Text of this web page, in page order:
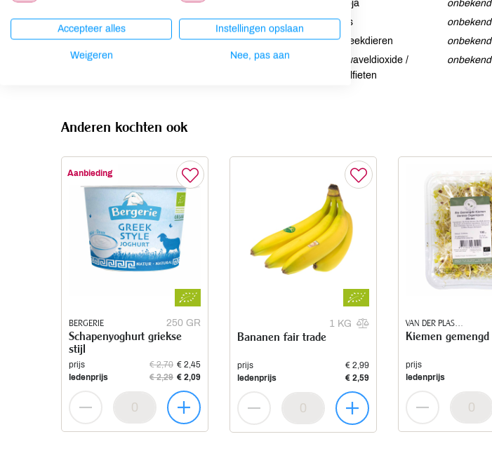
Lupine
Noten
Soja
onbekend
Vis
onbekend
Weekdieren
onbekend
Zwaveldioxide /
sulfieten
onbekend
Anderen kochten ook
Aanbieding
BERGERIE 250 GR
Schapenyoghurt griekse
stijl
prijs € 2,70 € 2,45
ledenprijs
€ 2,29 € 2,09
1 KG
Bananen fair trade
prijs
€ 2,99
ledenprijs
€ 2,59
VAN DER PLAS
SPROUTS
Kiemen gemengd
prijs
ledenprijs
Accepteer alles Instellingen opslaan
Weigeren Nee, pas aan